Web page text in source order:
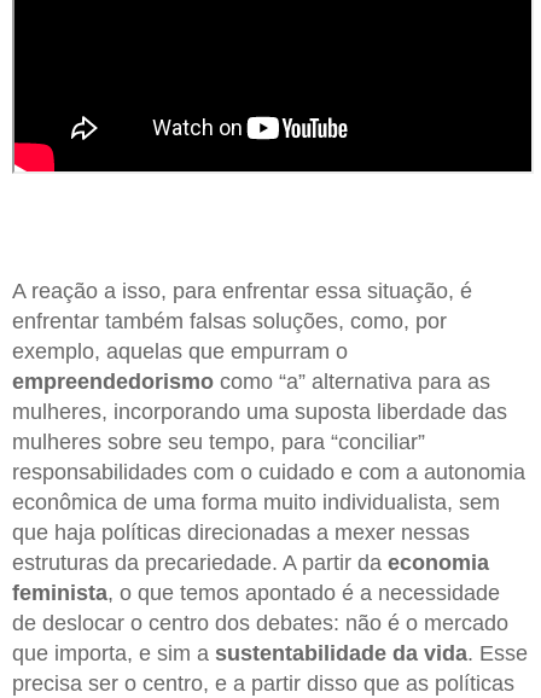
A reação a isso, para enfrentar essa situação, é
enfrentar também falsas soluções, como, por
exemplo, aquelas que empurram o
empreendedorismo como “a” alternativa para as
mulheres, incorporando uma suposta liberdade das
mulheres sobre seu tempo, para “conciliar”
responsabilidades com o cuidado e com a autonomia
econômica de uma forma muito individualista, sem
que haja políticas direcionadas a mexer nessas
estruturas da precariedade. A partir da economia
feminista, o que temos apontado é a necessidade
de deslocar o centro dos debates: não é o mercado
que importa, e sim a sustentabilidade da vida. Esse
precisa ser o centro, e a partir disso que as políticas